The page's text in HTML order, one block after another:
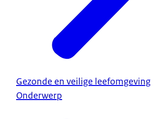
Gezonde en veilige leefomgeving
Onderwerp